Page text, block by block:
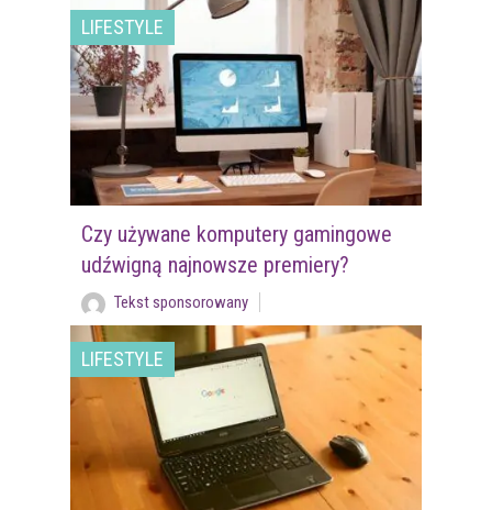
LIFESTYLE
Czy używane komputery gamingowe
udźwigną najnowsze premiery?
Tekst sponsorowany
LIFESTYLE